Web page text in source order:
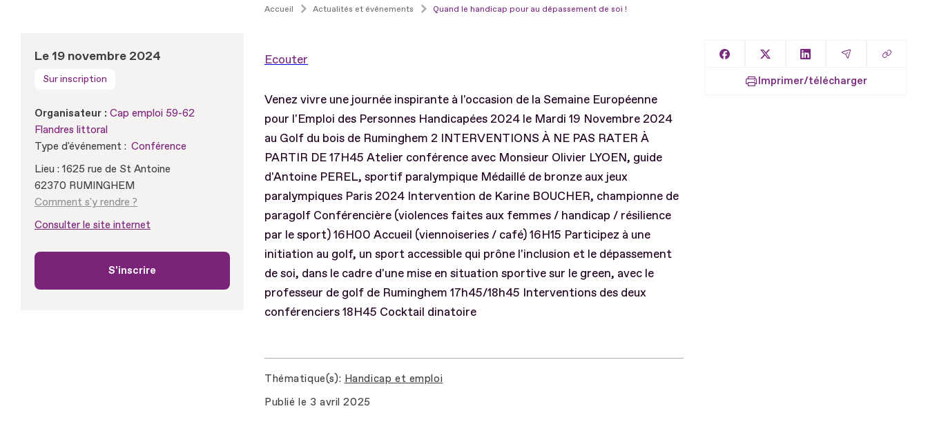
Accueil Actualités et événements Quand le handicap pour au dépassement de soi !
Le 19 novembre 2024
Sur inscription
Organisateur : Cap emploi 59-62
Flandres littoral
Type d'événement : Conférence
Lieu : 1625 rue de St Antoine
62370 RUMINGHEM
Comment s'y rendre ?
Consulter le site internet
S'inscrire
Ecouter
Venez vivre une journée inspirante à l'occasion de la Semaine Européenne
pour l'Emploi des Personnes Handicapées 2024 le Mardi 19 Novembre 2024
au Golf du bois de Ruminghem 2 INTERVENTIONS À NE PAS RATER À
PARTIR DE 17H45 Atelier conférence avec Monsieur Olivier LYOEN, guide
d'Antoine PEREL, sportif paralympique Médaillé de bronze aux jeux
paralympiques Paris 2024 Intervention de Karine BOUCHER, championne de
paragolf Conférencière (violences faites aux femmes / handicap / résilience
par le sport) 16H00 Accueil (viennoiseries / café) 16H15 Participez à une
initiation au golf, un sport accessible qui prône l'inclusion et le dépassement
de soi, dans le cadre d'une mise en situation sportive sur le green, avec le
professeur de golf de Ruminghem 17h45/18h45 Interventions des deux
conférenciers 18H45 Cocktail dinatoire
Thématique(s) Handicap et emploi
Publié le 3 avril 2025
Partager sur Facebook
Partager sur XPartager sur LinkedIn
Partager par
Copier
Imprimer/télécharger